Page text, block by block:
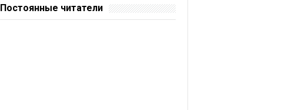
Постоянные читатели